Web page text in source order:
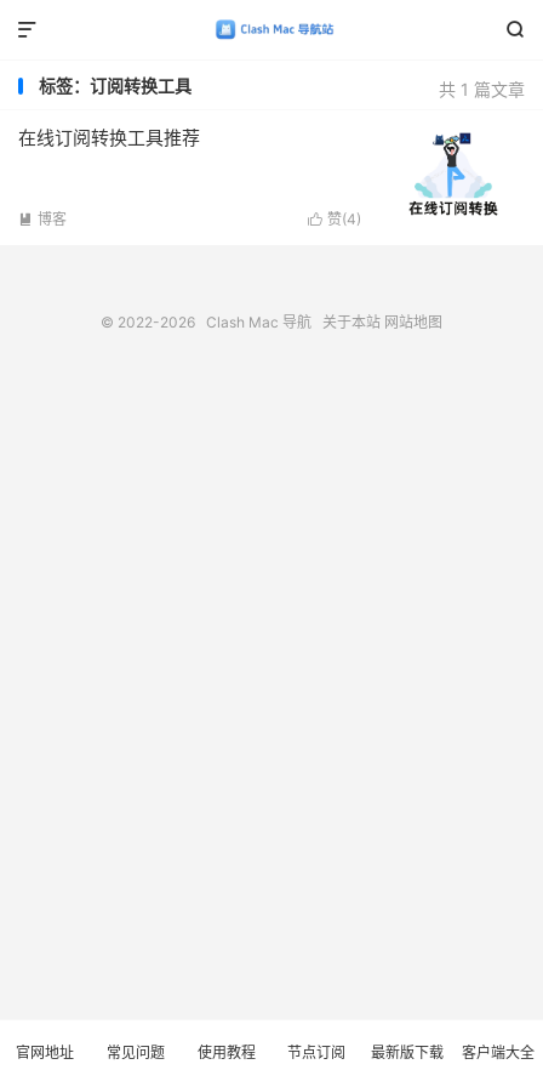


共 1 篇文章
标签：订阅转换工具
在线订阅转换工具推荐
 赞(4)
 博客
© 2022-2026 Clash Mac 导航 关于本站 网站地图
官网地址 常见问题 使用教程 节点订阅 最新版下载 客户端大全